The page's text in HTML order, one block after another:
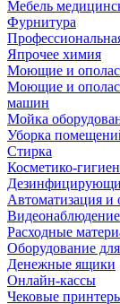
Мебель
Фурнитура
Япрочее химия
Моющие и
Моющие и
машин
Мойка
Уборка
Стирка
Косметико-
Автоматизация и
Видеонаблюдение
Расходные
Оборудование
Денежные ящики
Онлайн-кассы
Чековые